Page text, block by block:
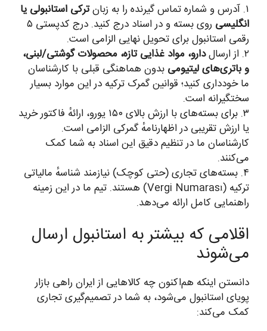
۱. آدرس و شماره تماس گیرنده را به زبان
ترکی استانبولی یا
انگلیسی
روی بسته و در اسناد درج کنید. درج کدپستی ۵
رقمی استانبول برای تحویل نهایی الزامی است.
۲. از ارسال
دارو، مواد غذایی تازه، محصولات گوشتی/لبنی،
و باتری‌های لیتیومی بدون هماهنگی قبلی با کارشناسان
ما خودداری کنید؛ قوانین گمرک ترکیه در این موارد بسیار
سختگیرانه است.
۳. برای بسته‌های با ارزش بالای ۱۵۰ یورو، ارائهٔ فاکتور خرید
یا ارزش تقریبی در اظهارنامهٔ گمرکی الزامی است.
کارشناسان ما در تنظیم دقیق این اسناد به شما کمک
می‌کنند.
۴. بسته‌های تجاری (حتی کوچک) نیازمند شناسهٔ مالیاتی
ترکیه (Vergi Numarası) هستند. تیم ما در این زمینه
راهنمایی کامل ارائه می‌دهد.
اقلامی که بیشتر به استانبول ارسال
می‌شوند
دانستن اینکه هم‌اکنون چه کالاهایی از ایران راهی بازار
پویای استانبول می‌شود، به شما در تصمیم‌گیری تجاری
کمک می‌کند: